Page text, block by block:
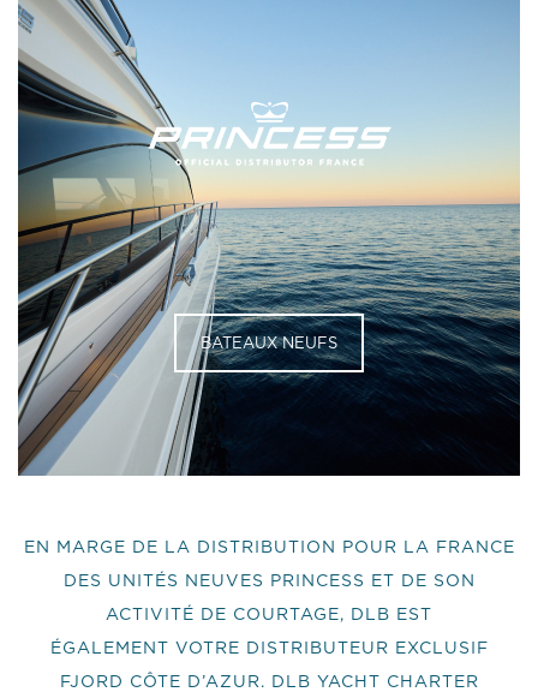
BATEAUX NEUFS
EN MARGE DE LA DISTRIBUTION POUR LA FRANCE
DES UNITÉS NEUVES PRINCESS ET DE SON
ACTIVITÉ DE COURTAGE, DLB EST
ÉGALEMENT VOTRE DISTRIBUTEUR EXCLUSIF
FJORD CÔTE D’AZUR. DLB YACHT CHARTER